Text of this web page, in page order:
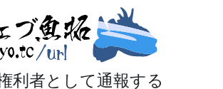
利者として通報する